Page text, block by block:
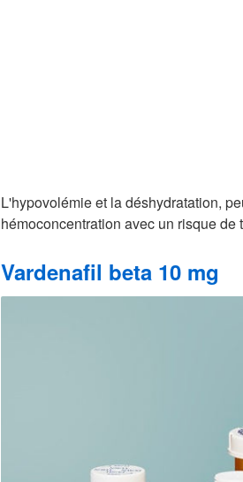
L'hypovolémie et la déshydratation,
hémoconcentration avec un risque de
Vardenafil beta 10 mg